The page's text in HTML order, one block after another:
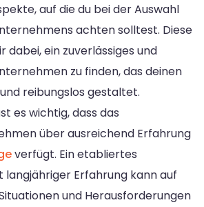
auf die du bei der Auswahl
achten solltest. Diese
dabei, ein zuverlässiges und
zu finden, das deinen
reibungslos gestaltet.
es wichtig, dass das
über ausreichend Erfahrung
verfügt. Ein etabliertes
Erfahrung kann auf
und Herausforderungen